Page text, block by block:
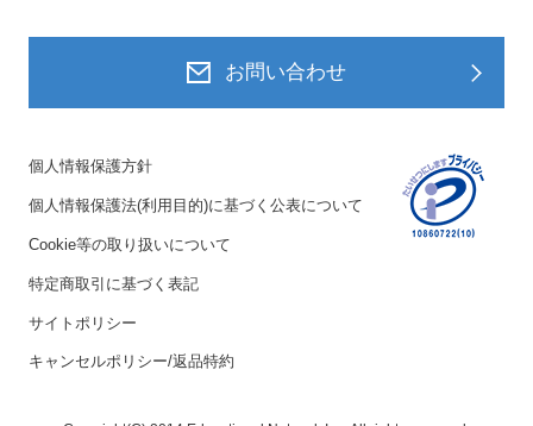
お問い合わせ
個人情報保護方針
個人情報保護法(利用目的)に基づく公表について
Cookie等の取り扱いについて
特定商取引に基づく表記
サイトポリシー
キャンセルポリシー/返品特約